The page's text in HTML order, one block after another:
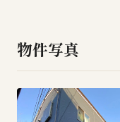
物件写真